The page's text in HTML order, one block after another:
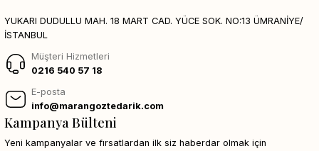
YUKARI DUDULLU MAH. 18 MART CAD. YÜCE SOK. NO:13 ÜMRANİYE/
İSTANBUL
Müşteri Hizmetleri
0216 540 57 18
E-posta
info@marangoztedarik.com
Kampanya Bülteni
Yeni kampanyalar ve fırsatlardan ilk siz haberdar olmak için